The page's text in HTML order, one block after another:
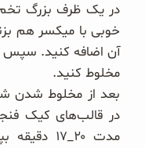
خوبی با میکسر هم
آن اضافه کنید. سپس
مخلوط کنید.
بعد از مخلوط شدن
در قالب‌های کیک
مدت